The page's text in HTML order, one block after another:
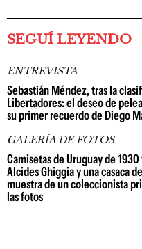
SEGUÍ LEYENDO
ENTREVISTA
Sebastián Méndez, tras la
Libertadores: el deseo de
su primer recuerdo de Diego
GALERÍA DE FOTOS
Camisetas de Uruguay de
Alcides Ghiggia y una casaca
muestra de un coleccionista
las fotos